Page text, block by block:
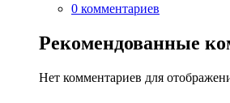
0 комментариев
Рекомендованные
Нет комментариев для